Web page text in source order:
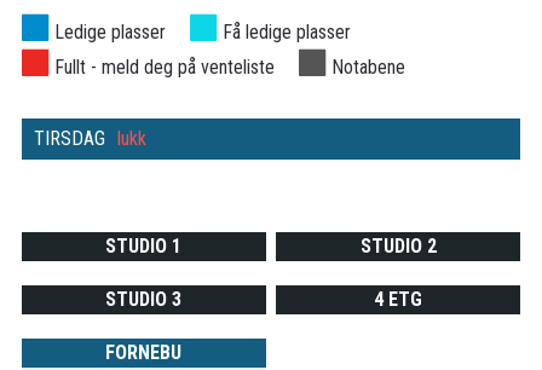
Ledige plasser
Få ledige plasser
Fullt - meld deg på venteliste
Notabene
TIRSDAG
STUDIO 1 STUDIO 2
STUDIO 3 4 ETG
FORNEBU